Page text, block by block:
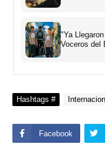
"Ya
Voceros del
Hashtags #
Facebook